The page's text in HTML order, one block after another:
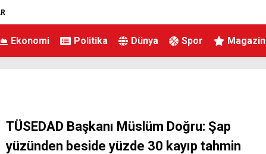
Ekonomi Politika Dünya Spor Magazin
TÜSEDAD Başkanı Müslüm Doğru: Şap
yüzünden beside yüzde 30 kayıp tahmin